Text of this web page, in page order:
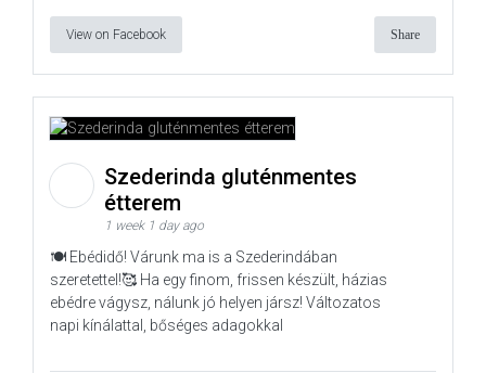
View on Facebook Share
Szederinda gluténmentes
étterem
1 week 1 day ago
🍽️ Ebédidő! Várunk ma is a Szederindában
szeretettel!🥰 Ha egy finom, frissen készült, házias
ebédre vágysz, nálunk jó helyen jársz! Változatos
napi kínálattal, bőséges adagokkal